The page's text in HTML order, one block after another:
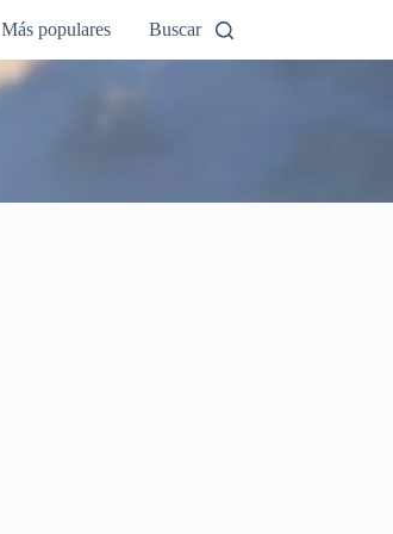
Más populares Buscar